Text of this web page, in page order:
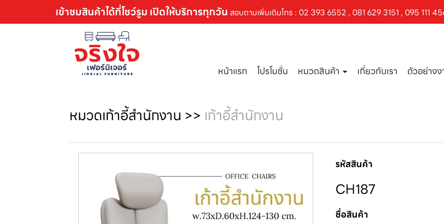
เข้าชมสินค้าได้ที่โชว์รูม เปิดให้บริการทุกวัน สอบถามเพิ่มเติมโทร : 02 393 6552 , 081 629 3151 , 095 111
หน้าแรก โปรโมชั่น หมวดสินค้า เกี่ยวกับเรา ตัวอย่างง
หมวดเก้าอี้สำนักงาน >> เก้าอี้สำนักงาน
รหัสสินค้า
CH187
ชื่อสินค้า